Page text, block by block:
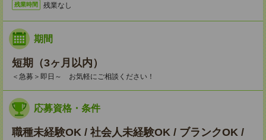
残業時間 残業なし
期間
短期（3ヶ月以内）
＜急募＞即日～ お気軽にご相談ください！
応募資格・条件
職種未経験OK / 社会人未経験OK / ブランクOK /